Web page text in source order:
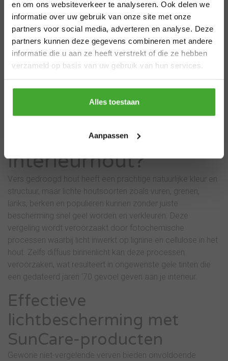
en om ons websiteverkeer te analyseren. Ook delen we
informatie over uw gebruik van onze site met onze
partners voor social media, adverteren en analyse. Deze
partners kunnen deze gegevens combineren met andere
informatie die u aan ze heeft verstrekt of die ze hebben
verzameld op basis van uw gebruik van hun services.
Alles toestaan
Aanpassen
25,49
Bekijken
Hoe voorkom je
vergeling van
interieurhout?
Vers gedroogd hout heeft een prachtige natuurlijke kleur en
structuur, maar lichte houtsoorten zoals vuren, grenen,
lariks, berken en populieren kunnen zonder juiste
bescherming snel geel worden en verkleuren. Deze
vergeling wordt veroorzaakt door fotochemische
processen waarbij licht inwerkt op lignine en cellulose in het
hout. Zelfs diffuus binnenlicht kan deze processen
veroorzaken, wat resulteert in ongewenste gele tinten die
een gedateerd jaren '70 gevoel geven aan je interieur.
Effectieve
lichtbescherming met
SunCare-producten
Gewone niet-vergelende verven bieden onvoldoende
Van 29 juli t/m 7 augustus zijn wij gesloten.
Bestel je vóór 28 juli 12.00 uur? Dan
verzenden we nog volgens planning. Bestel
je later, dan kan de levertijd iets langer zijn.
Bedankt voor je begrip en een fijne zomer!